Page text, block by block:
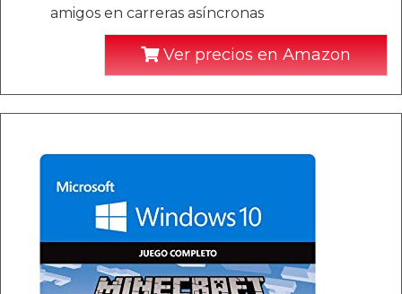
amigos en carreras asíncronas
Ver precios en Amazon